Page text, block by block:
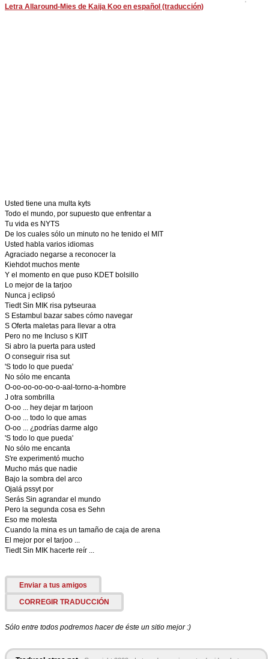
Letra Allaround-Mies de Kaija Koo en español (traducción)
Usted tiene una multa kyts
Todo el mundo, por supuesto que enfrentar a
Tu vida es NYTS
De los cuales sólo un minuto no he tenido el MIT
Usted habla varios idiomas
Agraciado negarse a reconocer la
Kiehdot muchos mente
Y el momento en que puso KDET bolsillo
Lo mejor de la tarjoo
Nunca j eclipsó
Tiedt Sin MIK risa pytseuraa
S Estambul bazar sabes cómo navegar
S Oferta maletas para llevar a otra
Pero no me Incluso s KIIT
Si abro la puerta para usted
O conseguir risa sut
'S todo lo que pueda'
No sólo me encanta
O-oo-oo-oo-oo-o-aal-torno-a-hombre
J otra sombrilla
O-oo ... hey dejar m tarjoon
O-oo ... todo lo que amas
O-oo ... ¿podrías darme algo
'S todo lo que pueda'
No sólo me encanta
S're experimentó mucho
Mucho más que nadie
Bajo la sombra del arco
Ojalá pssyt por
Serás Sin agrandar el mundo
Pero la segunda cosa es Sehn
Eso me molesta
Cuando la mina es un tamaño de caja de arena
El mejor por el tarjoo ...
Tiedt Sin MIK hacerte reír ...
Enviar a tus amigos
CORREGIR TRADUCCIÓN
Sólo entre todos podremos hacer de éste un sitio mejor :)